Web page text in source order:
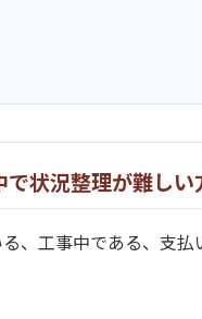
で状況整理が難しい
、工事中である、支